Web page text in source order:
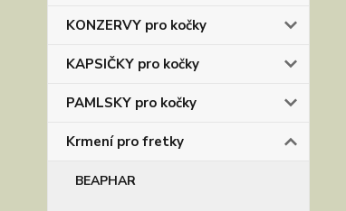
KONZERVY pro kočky
KAPSIČKY pro kočky
PAMLSKY pro kočky
Krmení pro fretky
BEAPHAR